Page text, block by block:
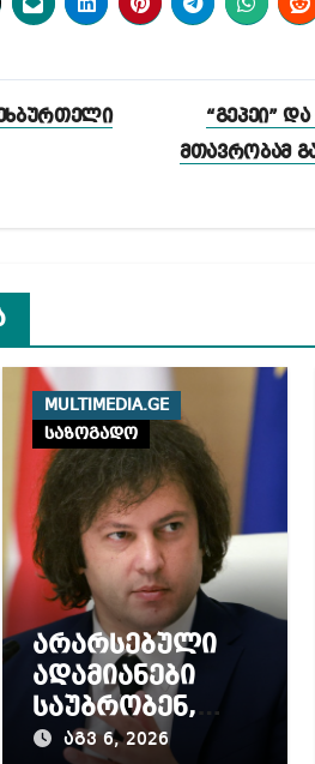
“გეპეი”
მთავრობამ
MULTIMEDIA.GE
საზოგადო
არარსებული
ადამიანები
საუბრობენ,
თითქოს
აგვ 6, 2026